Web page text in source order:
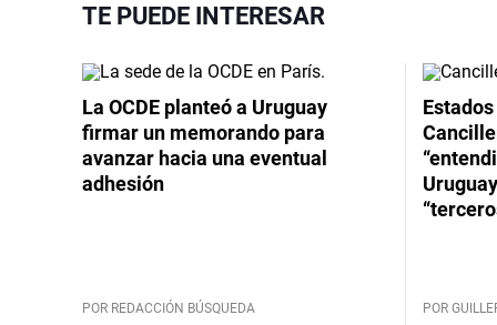
TE PUEDE INTERESAR
La OCDE planteó a Uruguay
firmar un memorando para
avanzar hacia una eventual
adhesión
POR REDACCIÓN BÚSQUEDA POR